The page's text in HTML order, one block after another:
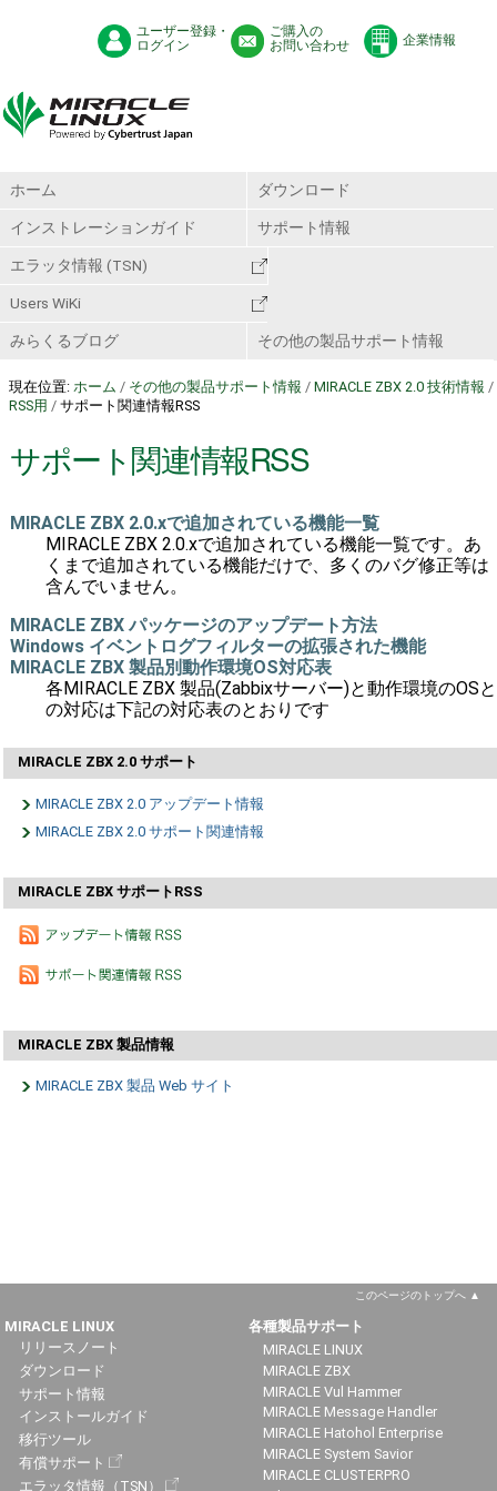
ユーザー登録・
ログイン
ご購入の
お問い合わせ
企業情報
ホーム ダウンロード
インストレーションガイド サポート情報
エラッタ情報 (TSN)
Users WiKi
みらくるブログ その他の製品サポート情報
現在位置: ホーム / その他の製品サポート情報 / MIRACLE ZBX 2.0 技術情報 /
RSS用 / サポート関連情報RSS
サポート関連情報RSS
MIRACLE ZBX 2.0.xで追加されている機能一覧
MIRACLE ZBX 2.0.xで追加されている機能一覧です。あ
くまで追加されている機能だけで、多くのバグ修正等は
含んでいません。
MIRACLE ZBX パッケージのアップデート方法
Windows イベントログフィルターの拡張された機能
MIRACLE ZBX 製品別動作環境OS対応表
各MIRACLE ZBX 製品(Zabbixサーバー)と動作環境のOSと
の対応は下記の対応表のとおりです
MIRACLE ZBX 2.0 サポート
MIRACLE ZBX 2.0 アップデート情報
MIRACLE ZBX 2.0 サポート関連情報
MIRACLE ZBX サポートRSS
MIRACLE ZBX 製品情報
MIRACLE ZBX 製品 Web サイト
このページのトップへ
MIRACLE LINUX
リリースノート
ダウンロード
サポート情報
インストールガイド
移行ツール
有償サポート
エラッタ情報（TSN）
各種製品サポート
MIRACLE LINUX
MIRACLE ZBX
MIRACLE Vul Hammer
MIRACLE Message Handler
MIRACLE Hatohol Enterprise
MIRACLE System Savior
MIRACLE CLUSTERPRO